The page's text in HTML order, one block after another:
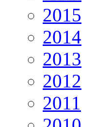
2015
2014
2013
2012
2011